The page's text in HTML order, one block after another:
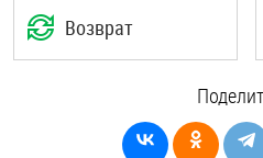
Возврат